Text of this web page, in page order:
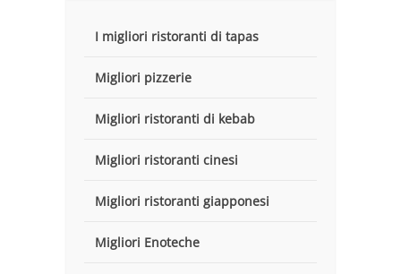
I migliori ristoranti di tapas
Migliori pizzerie
Migliori ristoranti di kebab
Migliori ristoranti cinesi
Migliori ristoranti giapponesi
Migliori Enoteche